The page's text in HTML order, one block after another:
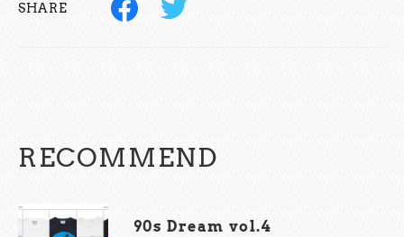
SHARE
RECOMMEND
90s Dream vol.4